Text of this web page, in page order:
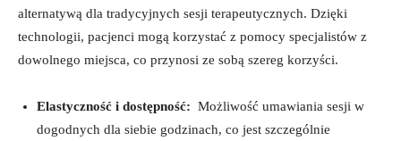
alternatywą dla tradycyjnych sesji terapeutycznych.⁣ Dzięki
technologii, pacjenci mogą korzystać z pomocy specjalistów z
dowolnego miejsca, co⁤ przynosi‌ ze‍ sobą szereg​ korzyści.
Elastyczność i⁢ dostępność: ‍ Możliwość umawiania sesji w
⁣dogodnych dla siebie⁢ godzinach, co jest⁣ szczególnie